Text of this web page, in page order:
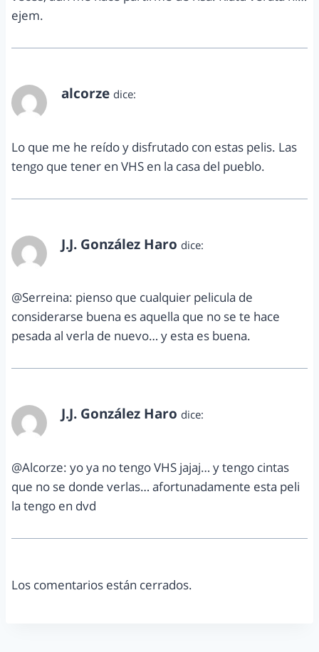
ejem.
alcorze dice:
Lo que me he reído y disfrutado con estas pelis. Las
tengo que tener en VHS en la casa del pueblo.
J.J. González Haro dice:
@Serreina: pienso que cualquier pelicula de
considerarse buena es aquella que no se te hace
pesada al verla de nuevo… y esta es buena.
J.J. González Haro dice:
@Alcorze: yo ya no tengo VHS jajaj… y tengo cintas
que no se donde verlas… afortunadamente esta peli
la tengo en dvd
Los comentarios están cerrados.